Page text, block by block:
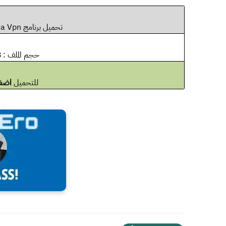
تحميل برنامج Hma Vpn مهكر 2024
حجم الملف : 53MB
للتحميل